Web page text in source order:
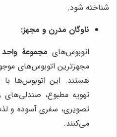
شناخته شود.
ناوگان مدرن و مجهز:
اتوبوس‌های مجموعۀ
مجهزترین اتوبوس‌های
هستند. این اتوبوس‌ها با
تهویه مطبوع،
تصویری، سفری آسوده و
می‌کنند.